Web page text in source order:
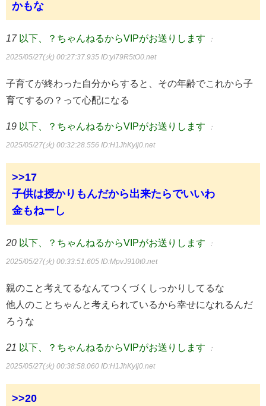
かもな
17 以下、？ちゃんねるからVIPがお送りします ：
2025/05/27(火) 00:27:37.935 ID:yI79R5tO0.net
子育てが終わった自分からすると、その年齢でこれから子
育てするの？って心配になる
19 以下、？ちゃんねるからVIPがお送りします ：
2025/05/27(火) 00:32:28.556 ID:H1JhKyIj0.net
>>17
子供は授かりもんだから出来たらでいいわ
金もねーし
20 以下、？ちゃんねるからVIPがお送りします ：
2025/05/27(火) 00:33:51.605 ID:MpvJ910t0.net
親のこと考えてるなんてつくづくしっかりしてるな
他人のことちゃんと考えられているから幸せになれるんだ
ろうな
21 以下、？ちゃんねるからVIPがお送りします ：
2025/05/27(火) 00:38:58.060 ID:H1JhKyIj0.net
>>20